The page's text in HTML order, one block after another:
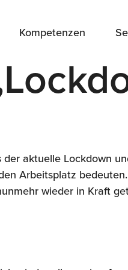
Kompetenzen
aktuelle Lockdown
Arbeitsplatz
wieder in Kraft